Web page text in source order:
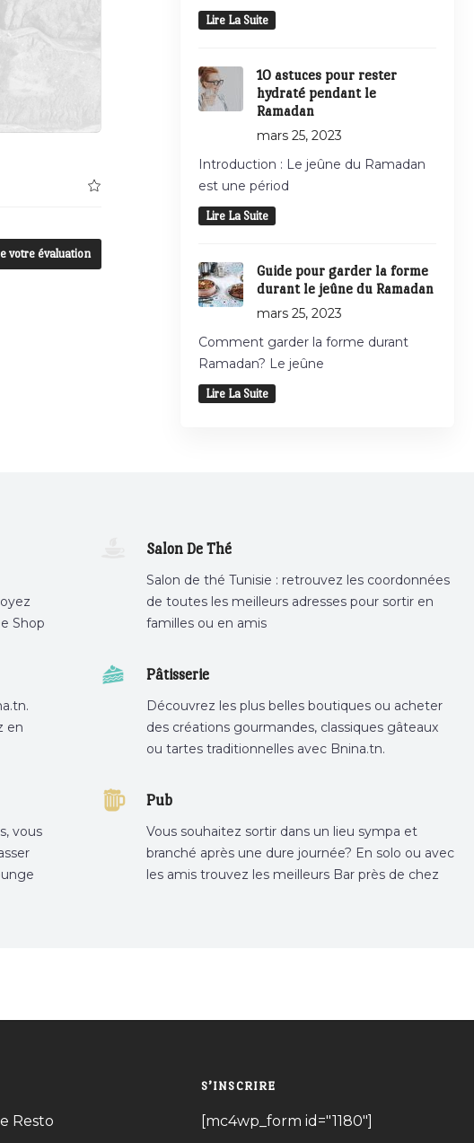
votre évaluation
Lire La Suite
10 astuces pour rester
hydraté pendant le
Ramadan
mars 25, 2023
Introduction : Le jeûne du Ramadan
est une périod
Lire La Suite
Guide pour garder la forme
durant le jeûne du Ramadan
mars 25, 2023
Comment garder la forme durant
Ramadan? Le jeûne
Lire La Suite
Shop
Salon De Thé
Salon de thé Tunisie : retrouvez les coordonnées
de toutes les meilleurs adresses pour sortir en
familles ou en amis
en
Pâtisserie
Découvrez les plus belles boutiques ou acheter
des créations gourmandes, classiques gâteaux
ou tartes traditionnelles avec Bnina.tn.
tunis, patisserie tunis, pâtisserie sousse .
vous
Pub
Vous souhaitez sortir dans un lieu sympa et
branché après une dure journée? En solo ou avec
les amis trouvez les meilleurs Bar près de chez
Resto
S’INSCRIRE
[mc4wp_form id="1180"]